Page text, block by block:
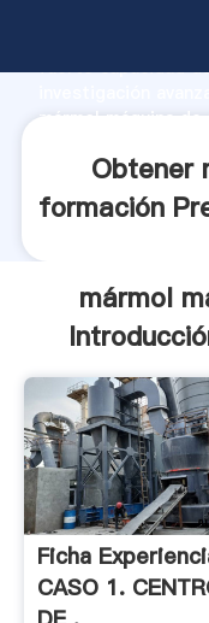
fuerte capacidad
mármol máquina
Obtener
formación
mármol
Ficha
CASO 1.